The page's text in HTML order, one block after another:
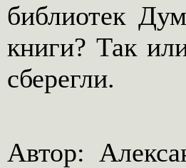
библиотек
книги? Так
сберегли.
Автор: